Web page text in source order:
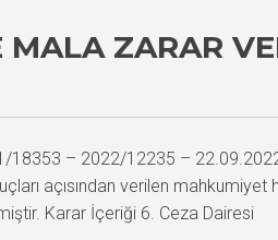
ZARAR
18353 – 2022/12235 –
açısından verilen
Karar İçeriği 6. Ceza